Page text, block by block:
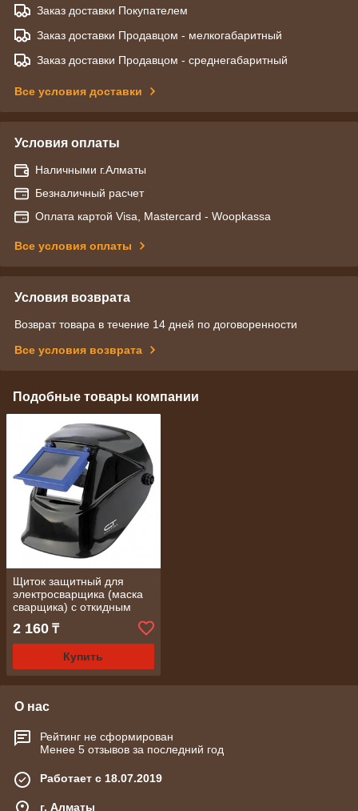
Заказ доставки Покупателем
Заказ доставки Продавцом - мелкогабаритный
Заказ доставки Продавцом - среднегабаритный
Все условия доставки
Условия оплаты
Наличными г.Алматы
Безналичный расчет
Оплата картой Visa, Mastercard - Woopkassa
Все условия оплаты
Условия возврата
Возврат товара в течение 14 дней по договоренности
Все условия возврата
Подобные товары компании
Щиток защитный для
электросварщика (маска
сварщика) с откидным
блоком 110х90 мм/
СИБРТЕХ
2 160 ₸
Купить
О нас
Рейтинг не сформирован
Менее 5 отзывов за последний год
Работает с 18.07.2019
г. Алматы